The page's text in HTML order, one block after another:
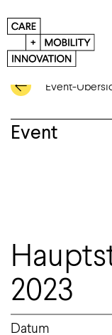
Event-
Event
2023
Datum